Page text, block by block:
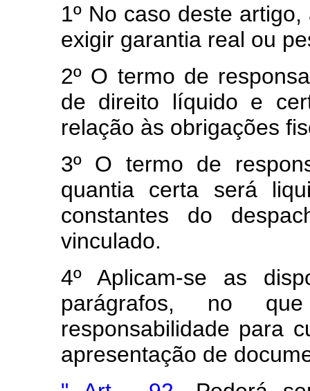
1º No caso deste
exigir garantia real ou
2º O termo de
de direito líquido e
relação às obrigações
3º O termo de
quantia certa será
constantes do
vinculado.
4º Aplicam-se as
parágrafos, no
responsabilidade para
apresentação de